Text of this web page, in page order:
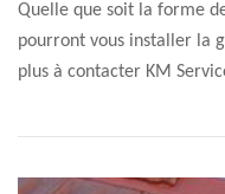
Quelle que soit la forme
pourront vous installer la
plus à contacter KM